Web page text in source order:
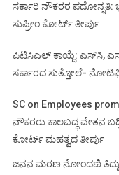
ಸರ್ಕಾರಿ ನೌಕರರ ಪದೋನ್ನತಿ:
ಸುಪ್ರೀಂ ಕೋರ್ಟ್ ತೀರ್ಪು
ಪಿಟಿಸಿಎಲ್ ಕಾಯ್ದೆ: ಎಸ್‌ಸಿ,
ಸರ್ಕಾರದ ಸುತ್ತೋಲೆ-
SC on Employees
ನೌಕರರು ಕಾಲಬದ್ಧ ವೇತನ
ಕೋರ್ಟ್ ಮಹತ್ವದ ತೀರ್ಪು
ಜನನ ಮರಣ ನೋಂದಣಿ